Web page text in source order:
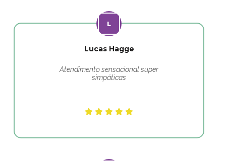
Lucas Hagge
Atendimento sensacional super
simpáticas